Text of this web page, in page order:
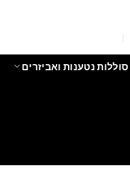
סוללות נטענות ואביזרים